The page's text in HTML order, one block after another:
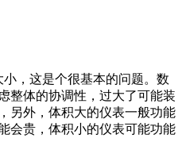
，这是个很基本的问题。数
整体的协调性，过大了可能装
另外，体积大的仪表一般功能
会贵，体积小的仪表可能功能